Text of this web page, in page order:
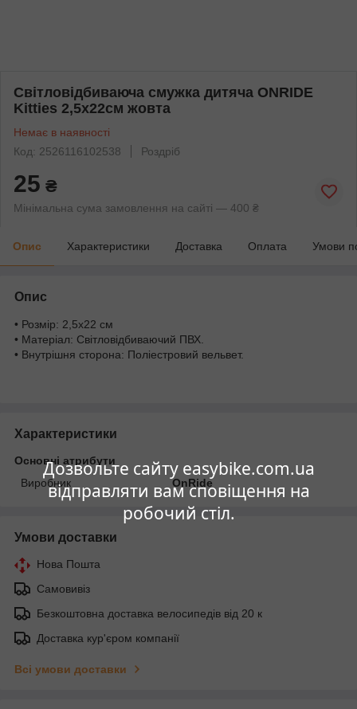
Дозвольте сайту easybike.com.ua
відправляти вам сповіщення на
робочий стіл.
Світловідбиваюча смужка дитяча ONRIDE
Kitties 2,5х22см жовта
Немає в наявності
Код: 2526116102538
Роздріб
25 ₴
Мінімальна сума замовлення на сайті — 400 ₴
Опис Характеристики Доставка Оплата Умови
Опис
• Розмір: 2,5х22 см
• Матеріал: Світловідбиваючий ПВХ.
• Внутрішня сторона: Поліестровий вельвет.
Характеристики
Основні атрибути
Виробник
OnRide
Умови доставки
Нова Пошта
Самовивіз
Безкоштовна доставка велосипедів від 20 к
Доставка кур'єром компанії
Всі умови доставки